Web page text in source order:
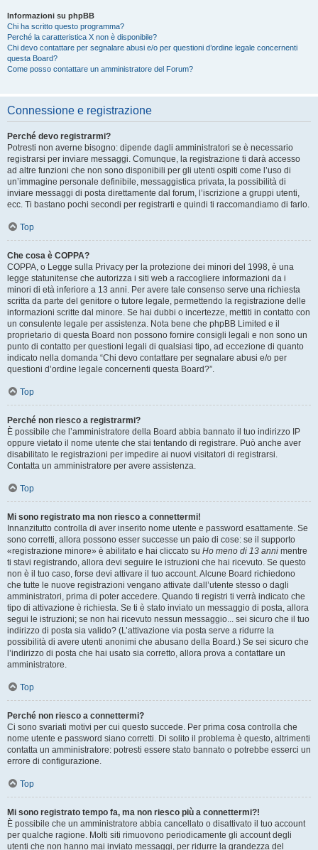
Informazioni su phpBB
Chi ha scritto questo programma?
Perché la caratteristica X non è disponibile?
Chi devo contattare per segnalare abusi e/o per questioni d’ordine legale concernenti
questa Board?
Come posso contattare un amministratore del Forum?
Connessione e registrazione
Perché devo registrarmi?
Potresti non averne bisogno: dipende dagli amministratori se è necessario
registrarsi per inviare messaggi. Comunque, la registrazione ti darà accesso
ad altre funzioni che non sono disponibili per gli utenti ospiti come l’uso di
un’immagine personale definibile, messaggistica privata, la possibilità di
inviare messaggi di posta direttamente dal forum, l’iscrizione a gruppi utenti,
ecc. Ti bastano pochi secondi per registrarti e quindi ti raccomandiamo di farlo.
Top
Che cosa è COPPA?
COPPA, o Legge sulla Privacy per la protezione dei minori del 1998, è una
legge statunitense che autorizza i siti web a raccogliere informazioni da i
minori di età inferiore a 13 anni. Per avere tale consenso serve una richiesta
scritta da parte del genitore o tutore legale, permettendo la registrazione delle
informazioni scritte dal minore. Se hai dubbi o incertezze, mettiti in contatto con
un consulente legale per assistenza. Nota bene che phpBB Limited e il
proprietario di questa Board non possono fornire consigli legali e non sono un
punto di contatto per questioni legali di qualsiasi tipo, ad eccezione di quanto
indicato nella domanda “Chi devo contattare per segnalare abusi e/o per
questioni d’ordine legale concernenti questa Board?”.
Top
Perché non riesco a registrarmi?
È possibile che l’amministratore della Board abbia bannato il tuo indirizzo IP
oppure vietato il nome utente che stai tentando di registrare. Può anche aver
disabilitato le registrazioni per impedire ai nuovi visitatori di registrarsi.
Contatta un amministratore per avere assistenza.
Top
Mi sono registrato ma non riesco a connettermi!
Innanzitutto controlla di aver inserito nome utente e password esattamente. Se
sono corretti, allora possono esser successe un paio di cose: se il supporto
«registrazione minore» è abilitato e hai cliccato su Ho meno di 13 anni mentre
ti stavi registrando, allora devi seguire le istruzioni che hai ricevuto. Se questo
non è il tuo caso, forse devi attivare il tuo account. Alcune Board richiedono
che tutte le nuove registrazioni vengano attivate dall’utente stesso o dagli
amministratori, prima di poter accedere. Quando ti registri ti verrà indicato che
tipo di attivazione è richiesta. Se ti è stato inviato un messaggio di posta, allora
segui le istruzioni; se non hai ricevuto nessun messaggio... sei sicuro che il tuo
indirizzo di posta sia valido? (L’attivazione via posta serve a ridurre la
possibilità di avere utenti anonimi che abusano della Board.) Se sei sicuro che
l’indirizzo di posta che hai usato sia corretto, allora prova a contattare un
amministratore.
Top
Perché non riesco a connettermi?
Ci sono svariati motivi per cui questo succede. Per prima cosa controlla che
nome utente e password siano corretti. Di solito il problema è questo, altrimenti
contatta un amministratore: potresti essere stato bannato o potrebbe esserci un
errore di configurazione.
Top
Mi sono registrato tempo fa, ma non riesco più a connettermi?!
È possibile che un amministratore abbia cancellato o disattivato il tuo account
per qualche ragione. Molti siti rimuovono periodicamente gli account degli
utenti che non hanno mai inviato messaggi, per ridurre la grandezza del